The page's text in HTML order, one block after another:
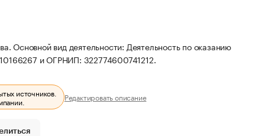
Основной вид деятельности: Деятельность по оказанию
и ОГРНИП: 322774600741212.
источников.
Редактировать описание